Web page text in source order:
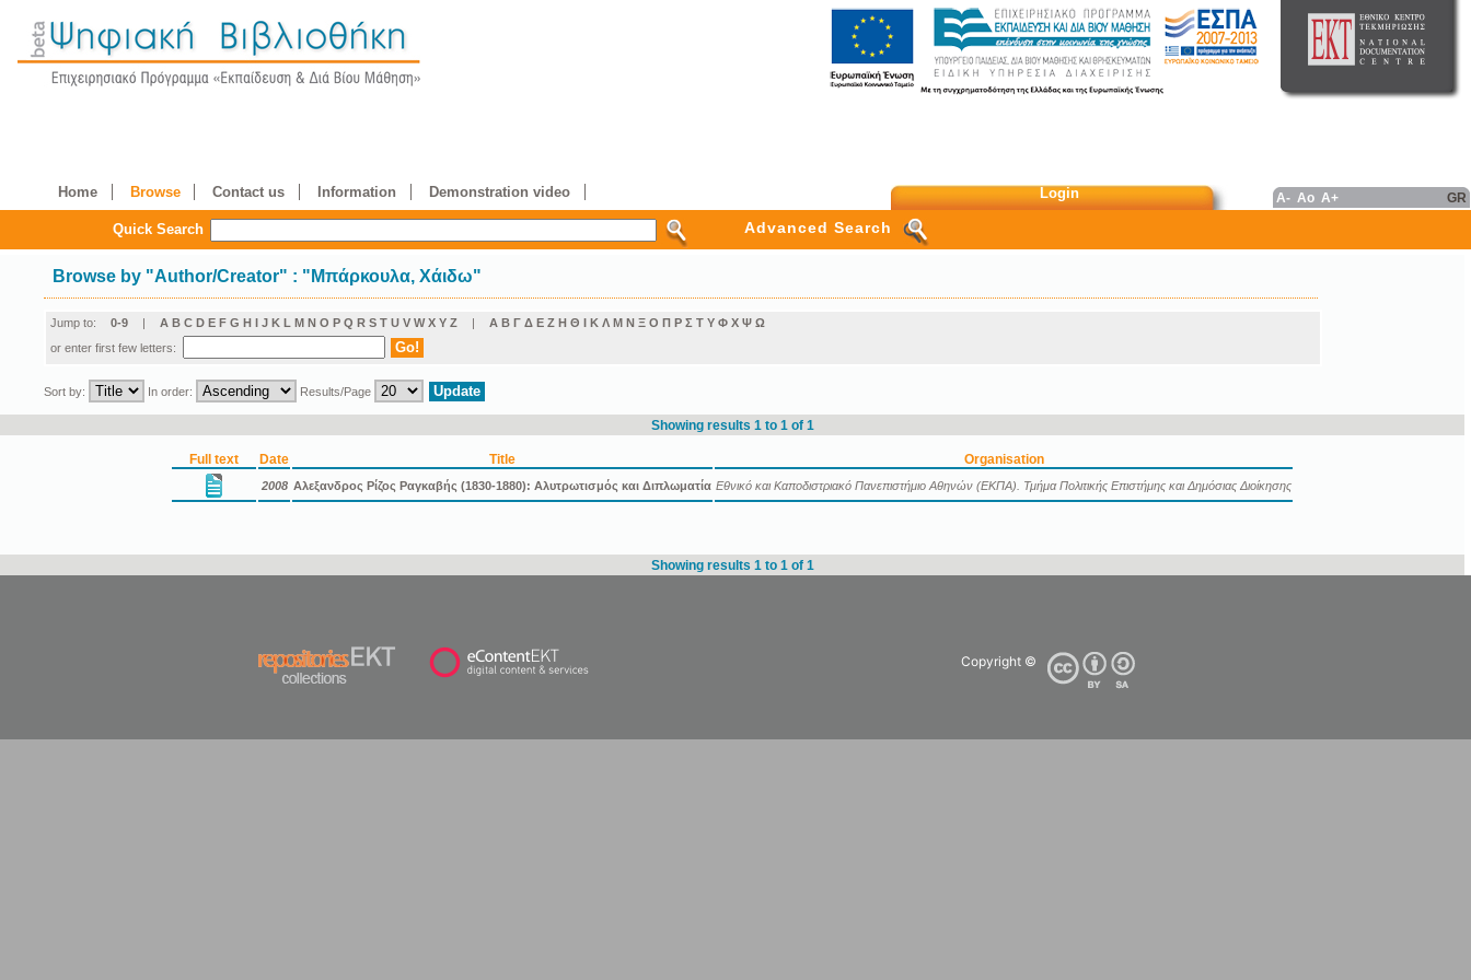
Home Browse Contact us Information Demonstration video Login A- Ao A+ GR
Quick Search Advanced Search
Browse by "Author/Creator" : "Μπάρκουλα, Χάιδω"
Jump to: 0-9 | A B C D E F G H I J K L M N O P Q R S T U V W X Y Z | Α Β Γ Δ Ε Ζ Η Θ Ι Κ Λ Μ Ν Ξ Ο Π Ρ Σ Τ Υ Φ Χ Ψ Ω
or enter first few letters:
Sort by: In order: Results/Page
Showing results 1 to 1 of 1
Full text Date Title Organisation
2008 Αλεξανδρος Ρίζος Ραγκαβής (1830-1880): Αλυτρωτισμός και Διπλωματία Εθνικό και Καποδιστριακό Πανεπιστήμιο Αθηνών (ΕΚΠΑ). Τμήμα Πολιτικής Επιστήμης και Δημόσιας Διοίκησης
Showing results 1 to 1 of 1